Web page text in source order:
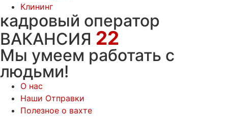
Клининг
кадровый оператор
ВАКАНСИЯ 22
Мы умеем работать с
людьми!
О нас
Наши Отправки
Полезное о вахте